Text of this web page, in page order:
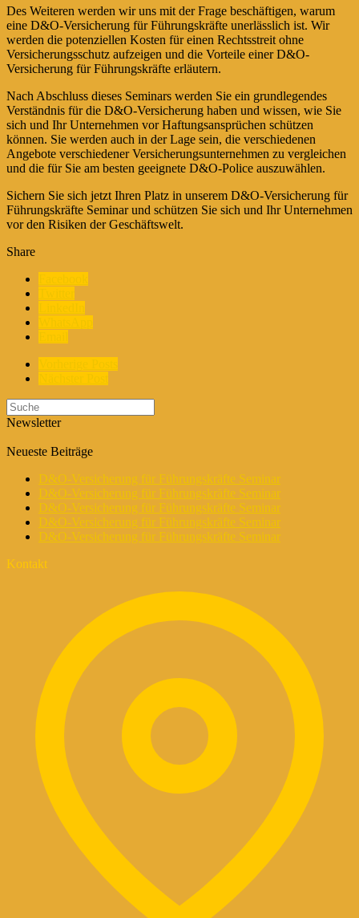
Des Weiteren werden wir uns mit der Frage beschäftigen, warum
eine D&O-Versicherung für Führungskräfte unerlässlich ist. Wir
werden die potenziellen Kosten für einen Rechtsstreit ohne
Versicherungsschutz aufzeigen und die Vorteile einer D&O-
Versicherung für Führungskräfte erläutern.
Nach Abschluss dieses Seminars werden Sie ein grundlegendes
Verständnis für die D&O-Versicherung haben und wissen, wie Sie
sich und Ihr Unternehmen vor Haftungsansprüchen schützen
können. Sie werden auch in der Lage sein, die verschiedenen
Angebote verschiedener Versicherungsunternehmen zu vergleichen
und die für Sie am besten geeignete D&O-Police auszuwählen.
Sichern Sie sich jetzt Ihren Platz in unserem D&O-Versicherung für
Führungskräfte Seminar und schützen Sie sich und Ihr Unternehmen
vor den Risiken der Geschäftswelt.
Share
Newsletter
Neueste Beiträge
D&O-Versicherung für Führungskräfte Seminar
D&O-Versicherung für Führungskräfte Seminar
D&O-Versicherung für Führungskräfte Seminar
D&O-Versicherung für Führungskräfte Seminar
D&O-Versicherung für Führungskräfte Seminar
Kontakt